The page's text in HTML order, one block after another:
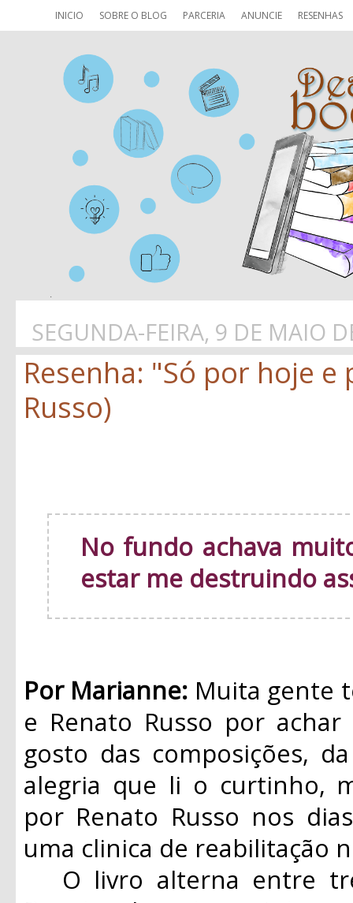
INICIO SOBRE O BLOG PARCERIA ANUNCIE RESENHAS
SEGUNDA-FEIRA, 9 DE MAIO
Resenha: "Só por hoje
Russo)
No fundo achava
estar me destruindo
Por Marianne: Muita gente
e Renato Russo por achar
gosto das composições,
alegria que li o curtinho,
por Renato Russo nos
uma clinica de reabilitação
O livro alterna entre